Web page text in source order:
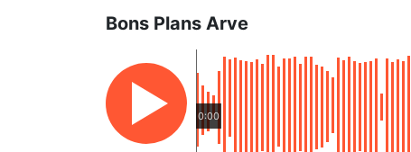
Bons Plans Arve
0:00